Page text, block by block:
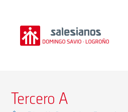
contenido
Tercero A